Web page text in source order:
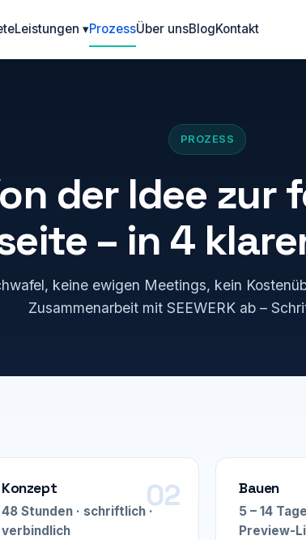
Leistungen ▾ProzessÜber unsBlogKontakt
PROZESS
der Idee zur
– in 4
keine ewigen Meetings, kein
Zusammenarbeit mit SEEWERK ab –
Konzept
48 Stunden · schriftlich ·
verbindlich
Bauen
5 – 14
Preview-